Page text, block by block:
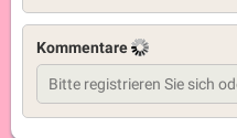
Kommentare